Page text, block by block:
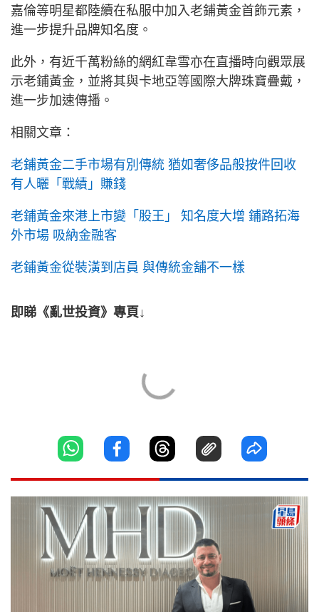
嘉倫等明星都陸續在私服中加入老鋪黃金首飾元素，
進一步提升品牌知名度。
此外，有近千萬粉絲的網紅韋雪亦在直播時向觀眾展
示老鋪黃金，並將其與卡地亞等國際大牌珠寶疊戴，
進一步加速傳播。
相關文章：
老鋪黃金二手市場有別傳統 猶如奢侈品般按件回收
有人曬「戰績」賺錢
老鋪黃金來港上市變「股王」 知名度大增 鋪路拓海
外市場 吸納金融客
老鋪黃金從裝潢到店員 與傳統金舖不一樣
即睇《亂世投資》專頁↓